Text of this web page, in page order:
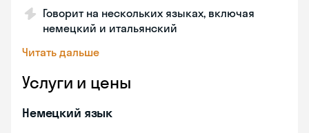
Говорит на нескольких языках, включая
немецкий и итальянский
Читать дальше
Услуги и цены
Немецкий язык